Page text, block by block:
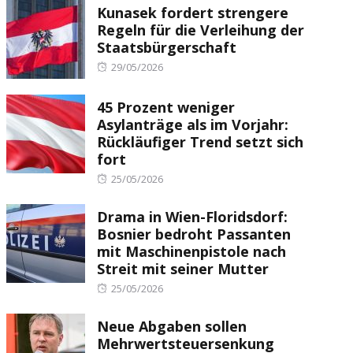
Kunasek fordert strengere
Regeln für die Verleihung der
Staatsbürgerschaft
Posted
29/05/2026
45 Prozent weniger
Asylanträge als im Vorjahr:
Rückläufiger Trend setzt sich
fort
Posted
25/05/2026
Drama in Wien-Floridsdorf:
Bosnier bedroht Passanten
mit Maschinenpistole nach
Streit mit seiner Mutter
Posted
25/05/2026
Neue Abgaben sollen
Mehrwertsteuersenkung